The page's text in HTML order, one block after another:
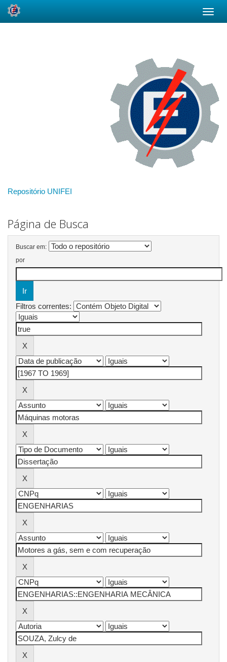
Repositório UNIFEI
Página de Busca
Buscar em:
por
Filtros correntes: